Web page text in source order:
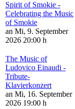
Spirit of Smokie -
Celebrating the Music
of Smokie
an Mi, 9. September
2026 20:00 h
The Music of
Ludovico Einaudi -
Tribute-
Klavierkonzert
an Mi, 16. September
2026 19:00 h